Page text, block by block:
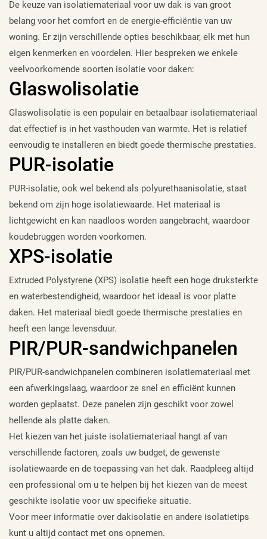
De keuze van isolatiemateriaal voor uw dak is van groot
belang voor het comfort en de energie-efficiëntie van uw
woning. Er zijn verschillende opties beschikbaar, elk met hun
eigen kenmerken en voordelen. Hier bespreken we enkele
veelvoorkomende soorten isolatie voor daken:
Glaswolisolatie
Glaswolisolatie is een populair en betaalbaar isolatiemateriaal
dat effectief is in het vasthouden van warmte. Het is relatief
eenvoudig te installeren en biedt goede thermische prestaties.
PUR-isolatie
PUR-isolatie, ook wel bekend als polyurethaanisolatie, staat
bekend om zijn hoge isolatiewaarde. Het materiaal is
lichtgewicht en kan naadloos worden aangebracht, waardoor
koudebruggen worden voorkomen.
XPS-isolatie
Extruded Polystyrene (XPS) isolatie heeft een hoge druksterkte
en waterbestendigheid, waardoor het ideaal is voor platte
daken. Het materiaal biedt goede thermische prestaties en
heeft een lange levensduur.
PIR/PUR-sandwichpanelen
PIR/PUR-sandwichpanelen combineren isolatiemateriaal met
een afwerkingslaag, waardoor ze snel en efficiënt kunnen
worden geplaatst. Deze panelen zijn geschikt voor zowel
hellende als platte daken.
Het kiezen van het juiste isolatiemateriaal hangt af van
verschillende factoren, zoals uw budget, de gewenste
isolatiewaarde en de toepassing van het dak. Raadpleeg altijd
een professional om u te helpen bij het kiezen van de meest
geschikte isolatie voor uw specifieke situatie.
Voor meer informatie over dakisolatie en andere isolatietips
kunt u altijd contact met ons opnemen.